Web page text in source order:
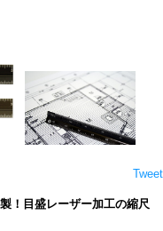
Tweet
！目盛レーザー加工の縮尺